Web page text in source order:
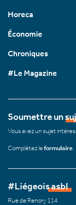
Horeca
Économie
Chroniques
#Le Magazine
Soumettre un
Vous avez un sujet
Complétez leformulaire
#Liégeois asbl
Rue de Renory 114